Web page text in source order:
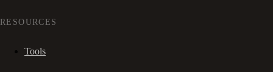
RESOURCES
Tools